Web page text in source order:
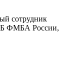
сотрудник
ФМБА России,